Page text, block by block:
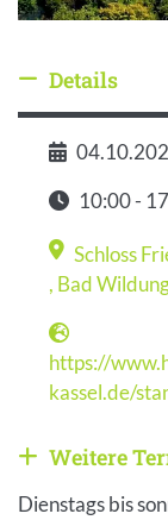
Details
Details
Datum
Zeit
10:00 -
Schloss
, Bad
Webseite
https://
kassel.de/
Weitere
Weitere
Dienstags bis